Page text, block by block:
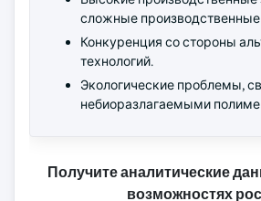
сложные
Конкуренция со стороны
технологий.
Экологические проблемы,
небиоразлагаемыми
Получите аналитические
возможностях